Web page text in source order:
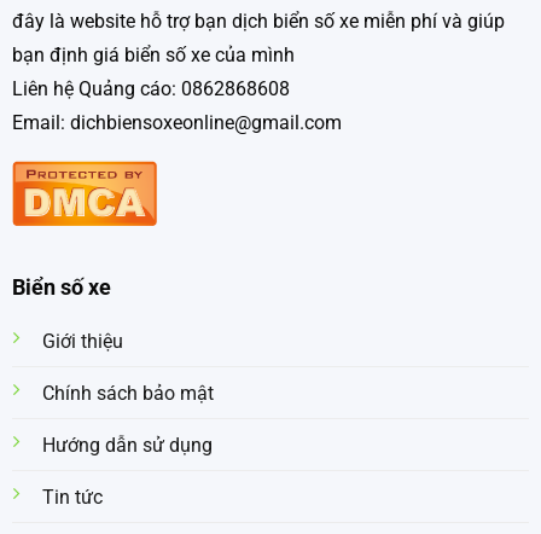
đây là website hỗ trợ bạn dịch biển số xe miễn phí và giúp
bạn định giá biển số xe của mình
Liên hệ Quảng cáo: 0862868608
Email: dichbiensoxeonline@gmail.com
Biển số xe
Giới thiệu
Chính sách bảo mật
Hướng dẫn sử dụng
Tin tức